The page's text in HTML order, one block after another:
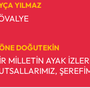
YILMAZ
DOĞUTEKIN
MİLLETİN AYAK